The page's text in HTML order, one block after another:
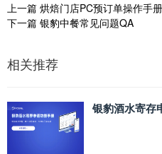
上一篇 烘焙门店PC预订单操作手册
下一篇 银豹中餐常见问题QA
相关推荐
银豹酒水寄存